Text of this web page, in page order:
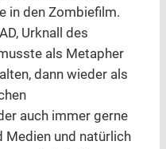
in den Zombiefilm.
Urknall des
als Metapher
dann wieder als
auch immer gerne
Medien und natürlich